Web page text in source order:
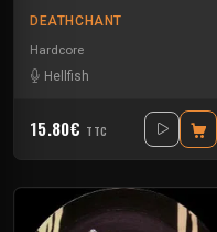
DEATHCHANT
Hardcore
Hellfish
15.80€ TTC